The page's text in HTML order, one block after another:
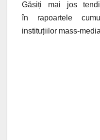
Găsiți mai jos
în rapoartele
instituțiilor mass-